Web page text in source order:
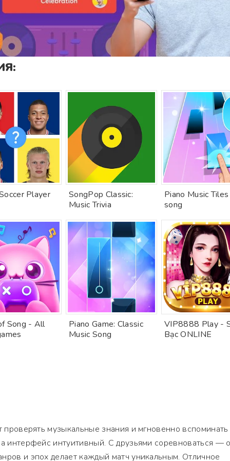
Player
SongPop Classic:
Music Trivia
Piano Music
song
Song - All
Piano Game: Classic
Music Song
VIP8888 Play -
Bạc ONLINE
проверять музыкальные знания и мгновенно вспоминать
интерфейс интуитивный. С друзьями соревноваться —
и эпох делает каждый матч уникальным. Отличное